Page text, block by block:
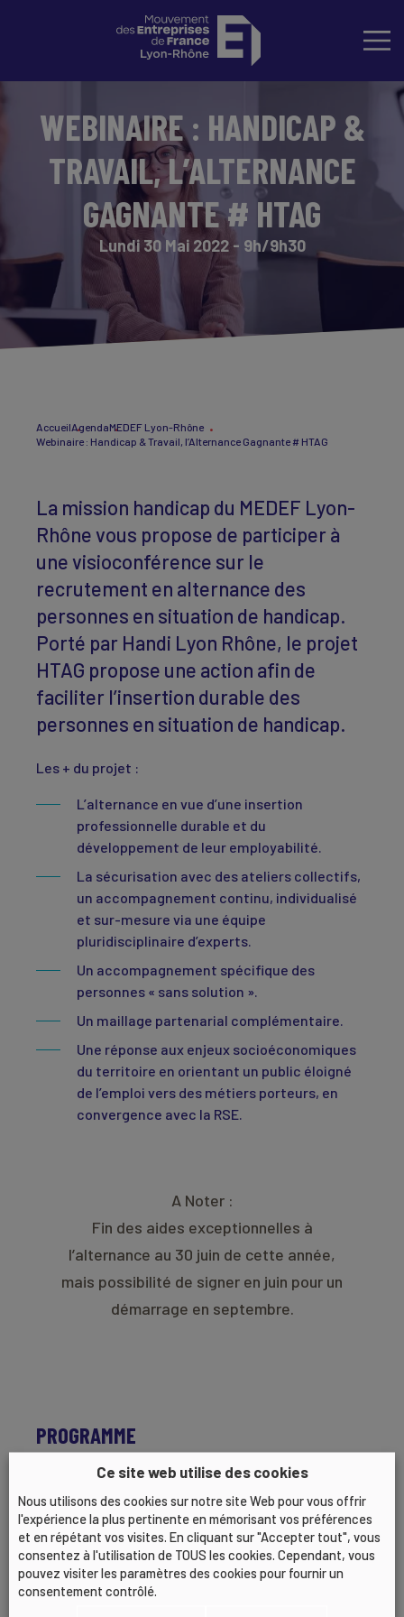
WEBINAIRE : HANDICAP &
TRAVAIL, L’ALTERNANCE
GAGNANTE # HTAG
Lundi 30 Mai 2022 - 9h/9h30
AccueilAgendaMEDEF Lyon-Rhône
Webinaire : Handicap & Travail, l’Alternance Gagnante # HTAG
La mission handicap du MEDEF Lyon-
Rhône vous propose de participer à
une visioconférence sur le
recrutement en alternance des
personnes en situation de handicap.
Porté par Handi Lyon Rhône, le projet
HTAG propose une action afin de
faciliter l’insertion durable des
personnes en situation de handicap.
Les + du projet :
L’alternance en vue d’une insertion
professionnelle durable et du
développement de leur employabilité.
La sécurisation avec des ateliers collectifs,
un accompagnement continu, individualisé
et sur-mesure via une équipe
pluridisciplinaire d’experts.
Un accompagnement spécifique des
personnes « sans solution ».
Un maillage partenarial complémentaire.
Une réponse aux enjeux socioéconomiques
du territoire en orientant un public éloigné
de l’emploi vers des métiers porteurs, en
convergence avec la RSE.
A Noter :
Fin des aides exceptionnelles à
l’alternance au 30 juin de cette année,
mais possibilité de signer en juin pour un
démarrage en septembre.
PROGRAMME
8h45 : Accueil visio
9h00 : Début de la présentation
9h30: Fin de la présentation
Ce site web utilise des cookies
Nous utilisons des cookies sur notre site Web pour vous offrir
l'expérience la plus pertinente en mémorisant vos préférences
et en répétant vos visites. En cliquant sur "Accepter tout", vous
consentez à l'utilisation de TOUS les cookies. Cependant, vous
pouvez visiter les paramètres des cookies pour fournir un
consentement contrôlé.